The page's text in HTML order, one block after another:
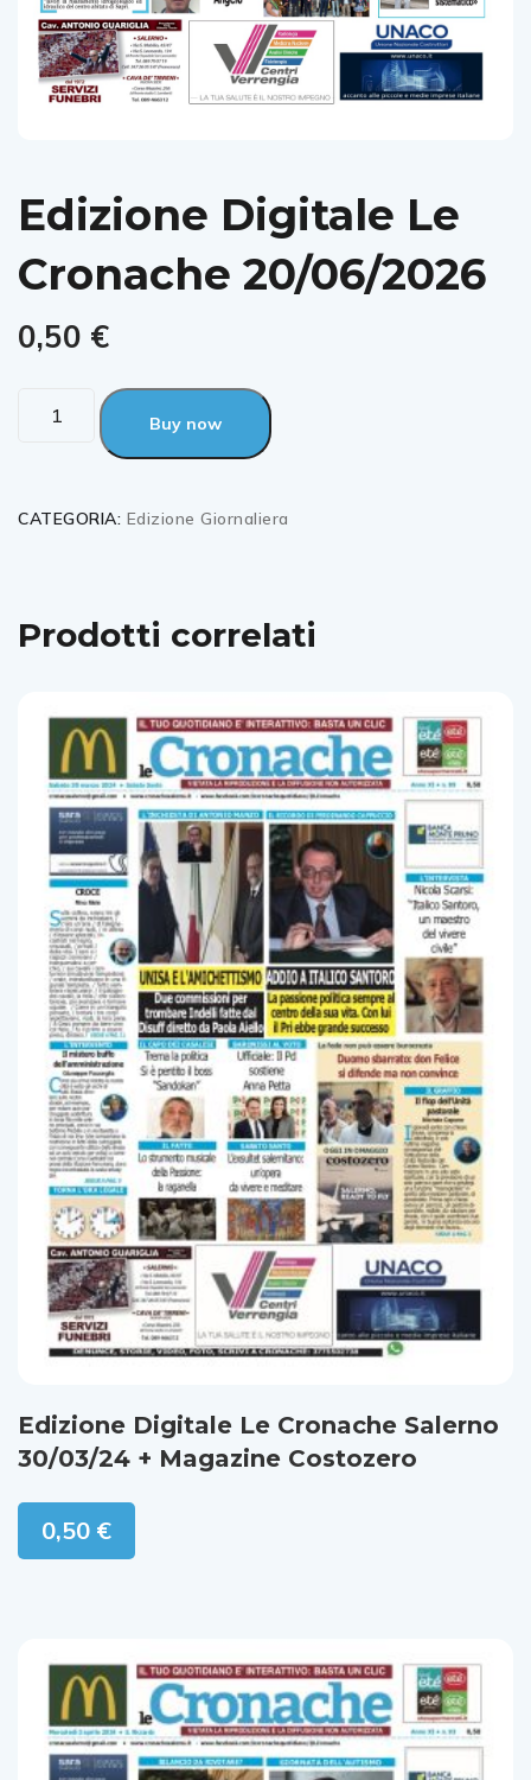
Edizione Digitale Le
Cronache 20/06/2026
0,50 €
Buy now
CATEGORIA: Edizione Giornaliera
Prodotti correlati
Edizione Digitale Le Cronache Salerno
30/03/24 + Magazine Costozero
0,50 €